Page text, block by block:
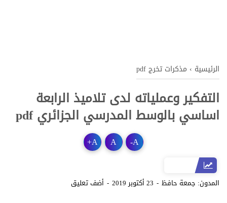
الرئيسية › مذكرات تخرج pdf
التفكير وعملياته لدى تلاميذ الرابعة
اساسي بالوسط المدرسي الجزائري pdf
A
-
A
A
+
المدون: جمعة حافظ 23 أكتوبر 2019 أضف تعليق